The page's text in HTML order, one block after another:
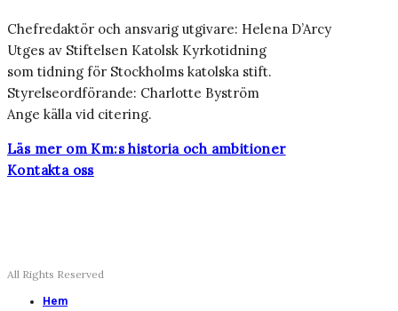
Chefredaktör och ansvarig utgivare: Helena D’Arcy
Utges av Stiftelsen Katolsk Kyrkotidning
som tidning för Stockholms katolska stift.
Styrelseordförande: Charlotte Byström
Ange källa vid citering.
Läs mer om Km:s historia och ambitioner
Kontakta oss
All Rights Reserved
Hem